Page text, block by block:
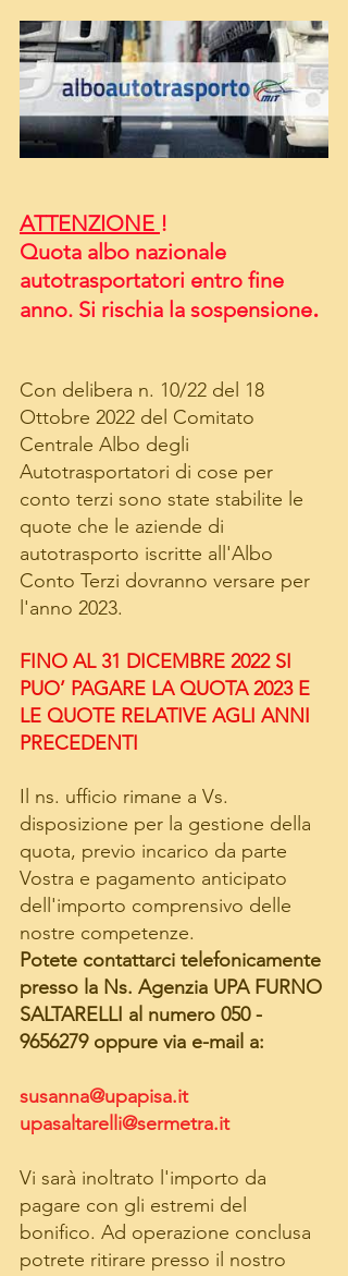
ATTENZIONE !
Quota albo nazionale
autotrasportatori entro fine
anno. Si rischia la sospensione.
Con delibera n. 10/22 del 18
Ottobre 2022 del Comitato
Centrale Albo degli
Autotrasportatori di cose per
conto terzi sono state stabilite le
quote che le aziende di
autotrasporto iscritte all'Albo
Conto Terzi dovranno versare per
l'anno 2023.
FINO AL 31 DICEMBRE 2022 SI
PUO’ PAGARE LA QUOTA 2023 E
LE QUOTE RELATIVE AGLI ANNI
PRECEDENTI
Il ns. ufficio rimane a Vs.
disposizione per la gestione della
quota, previo incarico da parte
Vostra e pagamento anticipato
dell'importo comprensivo delle
nostre competenze.
Potete contattarci telefonicamente
presso la Ns. Agenzia UPA FURNO
SALTARELLI al numero 050 -
9656279 oppure via e-mail a:
susanna@upapisa.it
upasaltarelli@sermetra.it
Vi sarà inoltrato l'importo da
pagare con gli estremi del
bonifico. Ad operazione conclusa
potrete ritirare presso il nostro